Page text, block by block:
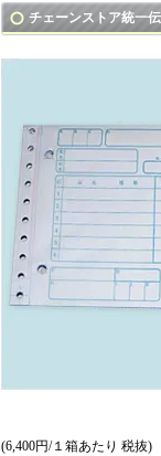
チェーンストア統一伝
(6,400円/１箱あたり 税抜)